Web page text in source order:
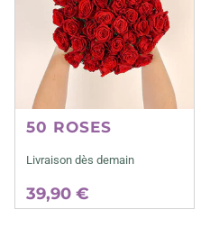
50 ROSES
Livraison dès demain
39,90 €